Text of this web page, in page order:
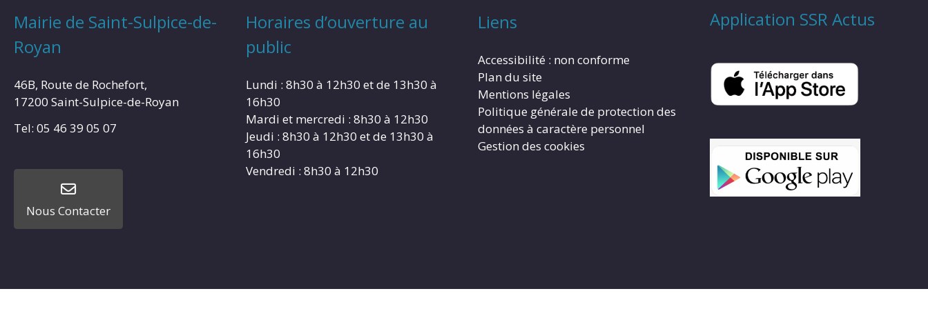
Mairie de Saint-Sulpice-de-
Royan
46B, Route de Rochefort,
17200 Saint-Sulpice-de-Royan
Tel: 05 46 39 05 07
Nous Contacter
Horaires d’ouverture au
public
Lundi : 8h30 à 12h30 et de 13h30 à
16h30
Mardi et mercredi : 8h30 à 12h30
Jeudi : 8h30 à 12h30 et de 13h30 à
16h30
Vendredi : 8h30 à 12h30
Liens
Accessibilité : non conforme
Plan du site
Mentions légales
Politique générale de protection des
données à caractère personnel
Gestion des cookies
Application SSR Actus